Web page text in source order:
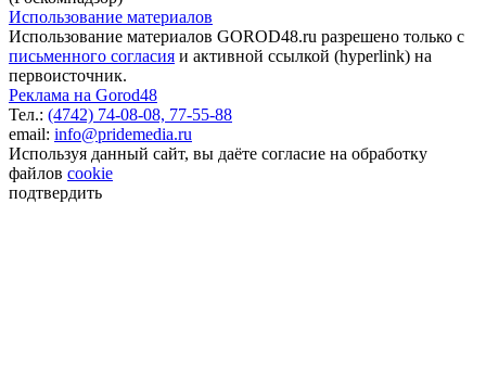
Использование материалов
Использование материалов GOROD48.ru разрешено только с
письменного согласия и активной ссылкой (hyperlink) на
первоисточник.
Реклама на Gorod48
Тел.: (4742) 74-08-08, 77-55-88
email: info@pridemedia.ru
Используя данный сайт, вы даёте согласие на обработку
файлов cookie
подтвердить